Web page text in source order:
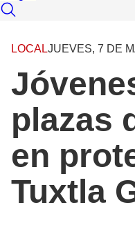
LOCALJUEVES, 7 DE
plazas
en
Tuxtla